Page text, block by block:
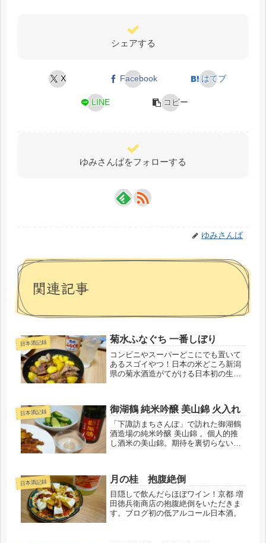
シェアする
X Facebook はてブ
LINE コピー
ゆみさんばをフォローする
ゆみさんば
関連記事
日本酒記録 菊水ふなぐち 一番しぼり
コンビニやスーパーどこにでも置いて
あるスゴイやつ！日本の米どころ新潟
県の菊水酒造がてがける日本初の生原
日本酒記録 御湖鶴 純米吟醸 美山錦 火入れ
「下諏訪まちさんぽ」で訪れた御湖鶴
酒造場の純米吟醸 美山錦 。個人的推
し酒米の美山錦。期待を裏切らない、
日本酒記録 月の桂 抱腹絶倒
目隠しで飲んだらほぼワイン！京都 増
田徳兵衛商店の抱腹絶倒をいただきま
す。ブログ初の低アルコール日本酒。